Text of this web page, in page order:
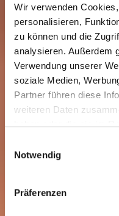
Wir verwenden
personalisieren,
zu können und die
analysieren. Außerdem
Verwendung unserer
soziale Medien,
Partner führen diese
weiteren Daten
Notwendig
Präferenzen